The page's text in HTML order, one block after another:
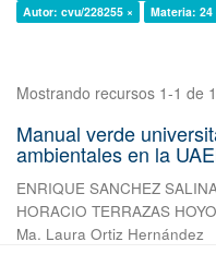
Autor: cvu/228255 ×
Materia: 24
Mostrando recursos 1-1 de 1
Manual verde
ambientales en la
ENRIQUE SANCHEZ
HORACIO TERRAZAS
Ma. Laura Ortiz Hernández